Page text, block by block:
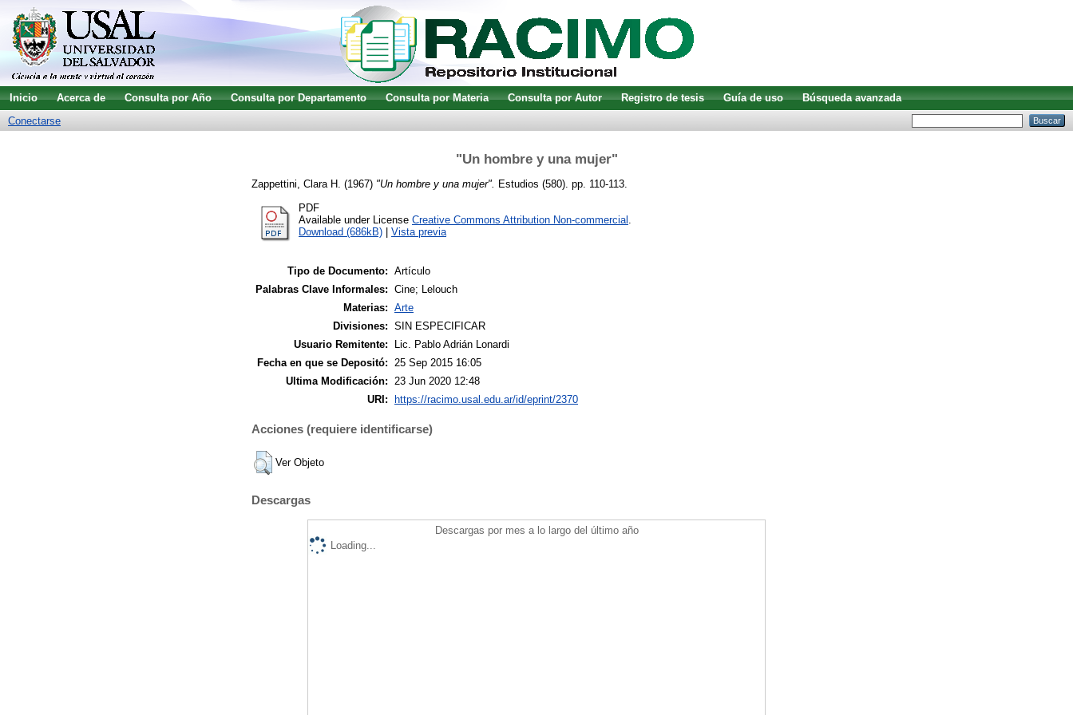
Inicio Acerca de Consulta por Año Consulta por Departamento Consulta por Materia Consulta por Autor Registro de tesis Guía de uso
Búsqueda avanzada
Conectarse
"Un hombre y una mujer"
Zappettini, Clara H. (1967) "Un hombre y una mujer". Estudios (580). pp. 110-113.
PDF
Available under License Creative Commons Attribution Non-commercial .
Download (686kB)
Vista previa
Tipo de Documento: Artículo
Palabras Clave Informales: Cine; Lelouch
Materias: Arte
Divisiones: SIN ESPECIFICAR
Usuario Remitente:
Lic. Pablo Adrián Lonardi
Fecha en que se Depositó: 25 Sep 2015 16:05
Ultima Modificación: 23 Jun 2020 12:48
URI:
https://racimo.usal.edu.ar/id/eprint/2370
Acciones (requiere identificarse)
Ver Objeto
Descargas
Descargas por mes a lo largo del último año
Loading...